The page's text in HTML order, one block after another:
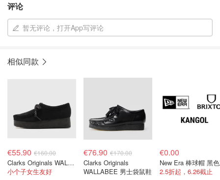
评论
暂无评论，打开App写评论
相似同款
€55.90 €160.00
Clarks Originals WALLACRAFT 休闲系带鞋 黑色
小个子女生友好
€76.90 €170.00
Clarks Originals
WALLABEE 男士袋鼠鞋
€0.00
New Era 棒球帽 黑
2.5折起，6.26截止